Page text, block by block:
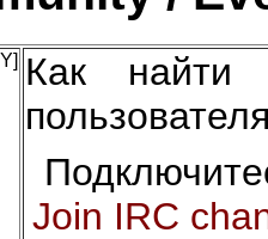
Как найти
Join IRC